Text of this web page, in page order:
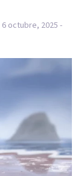
6 octubre, 2025 -